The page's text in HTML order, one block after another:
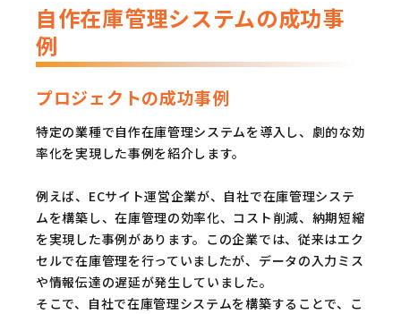
自作在庫管理システムの成功事
例
プロジェクトの成功事例
特定の業種で自作在庫管理システムを導入し、劇的な効
率化を実現した事例を紹介します。
例えば、ECサイト運営企業が、自社で在庫管理システ
ムを構築し、在庫管理の効率化、コスト削減、納期短縮
を実現した事例があります。この企業では、従来はエク
セルで在庫管理を行っていましたが、データの入力ミス
や情報伝達の遅延が発生していました。
そこで、自社で在庫管理システムを構築することで、こ